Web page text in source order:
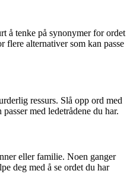
å tenke på synonymer for ordet
flere alternativer som kan passe
ressurs. Slå opp ord med
med ledetrådene du har.
eller familie. Noen ganger
deg med å se ordet du har